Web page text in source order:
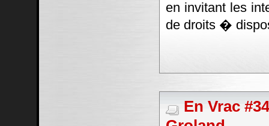
en invitant les
de droits �
En Vrac